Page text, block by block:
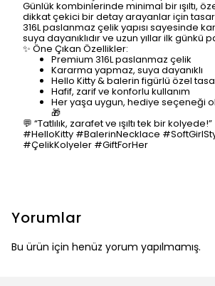
Günlük kombinlerinde minimal bir ışıltı,
dikkat çekici bir detay arayanlar için
316L paslanmaz çelik yapısı sayesinde
suya dayanıklıdır ve uzun yıllar ilk günkü
✨ Öne Çıkan Özellikler:
Premium 316L paslanmaz çelik
Kararma yapmaz, suya dayanıklı
Hello Kitty & balerin figürlü özel
Hafif, zarif ve konforlu kullanım
Her yaşa uygun, hediye seçeneği
🎁
💬 “Tatlılık, zarafet ve ışıltı tek bir kolyede!”
#HelloKitty #BalerinNecklace
#ÇelikKolyeler #GiftForHer
Yorumlar
Bu ürün için henüz yorum yapılmamış.